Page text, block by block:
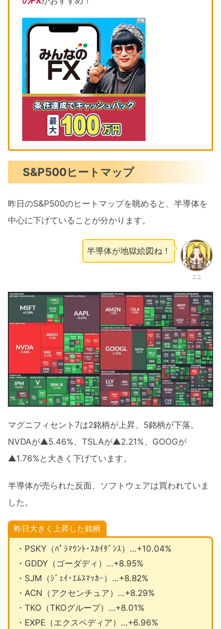
S&P500ヒートマップ
昨日のS&P500のヒートマップを眺めると、半導体を
中心に下げていることが分かります。
ここ
半導体が地獄絵図ね！
マグニフィセント7は2銘柄が上昇、5銘柄が下落。
NVDAが▲5.46%、TSLAが▲2.21%、GOOGが
▲1.76%と大きく下げています。
半導体が売られた反面、ソフトウェアは買われていま
した。
昨日大きく上昇した銘柄
・PSKY（ﾊﾟﾗﾏｳﾝﾄ･ｽｶｲﾀﾞﾝｽ）…+10.04%
・GDDY（ゴーダディ）…+8.95%
・SJM（ｼﾞｪｲ･ｴﾑｽﾏｯｶｰ）…+8.82%
・ACN（アクセンチュア）…+8.29%
・TKO（TKOグループ）…+8.01%
・EXPE（エクスペディア）…+6.96%